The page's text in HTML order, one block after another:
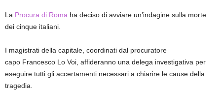
La Procura di Roma ha deciso di avviare un’indagine sulla morte
dei cinque italiani.
I magistrati della capitale, coordinati dal procuratore
capo Francesco Lo Voi, affideranno una delega investigativa per
eseguire tutti gli accertamenti necessari a chiarire le cause della
tragedia.